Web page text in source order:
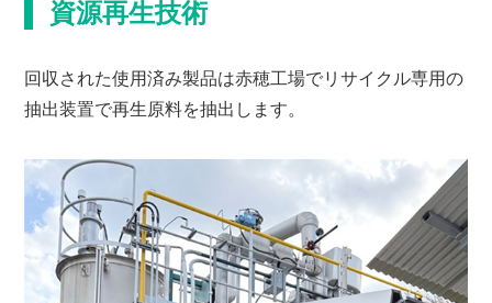
資源再生技術
回収された使用済み製品は赤穂工場でリサイクル専用の
抽出装置で再生原料を抽出します。